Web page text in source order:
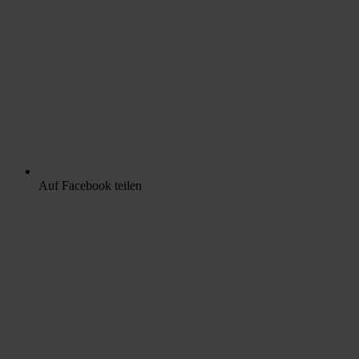
Auf Facebook teilen